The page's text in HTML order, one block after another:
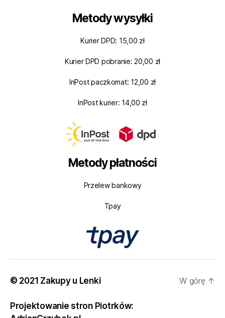
Metody wysyłki
Kurier DPD: 15,00 zł
Kurier DPD pobranie: 20,00 zł
InPost paczkomat: 12,00 zł
InPost kurier: 14,00 zł
Metody płatności
Przelew bankowy
Tpay
© 2021 Zakupy u Lenki
Projektowanie stron Piotrków:
W górę ↑